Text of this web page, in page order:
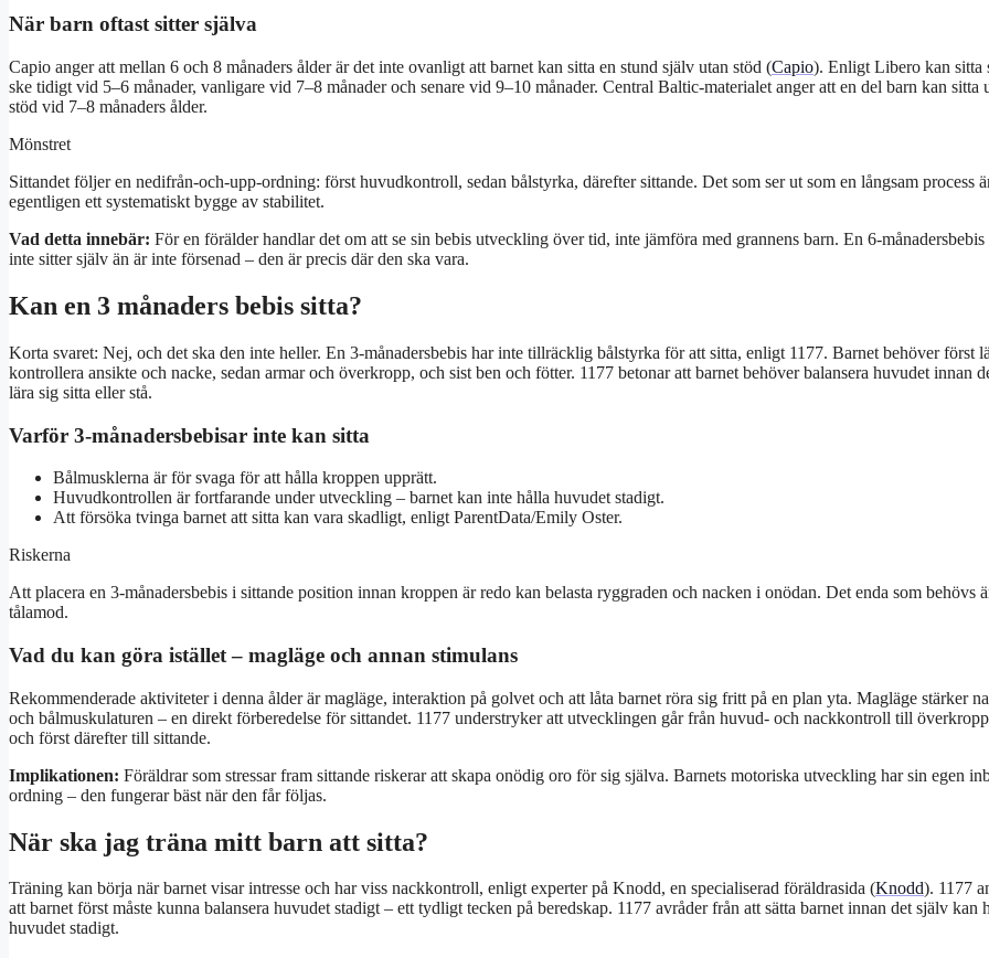
När barn oftast sitter själva
Capio anger att mellan 6 och 8 månaders ålder är det inte ovanligt att barnet kan sitta en stund själv utan stöd (Capio). Enligt Libero kan sitta
ske tidigt vid 5–6 månader, vanligare vid 7–8 månader och senare vid 9–10 månader. Central Baltic-materialet anger att en del barn kan sitta
stöd vid 7–8 månaders ålder.
Mönstret
Sittandet följer en nedifrån-och-upp-ordning: först huvudkontroll, sedan bålstyrka, därefter sittande. Det som ser ut som en långsam process
egentligen ett systematiskt bygge av stabilitet.
Vad detta innebär: För en förälder handlar det om att se sin bebis utveckling över tid, inte jämföra med grannens barn. En 6-månadersbebis
inte sitter själv än är inte försenad – den är precis där den ska vara.
Kan en 3 månaders bebis sitta?
Korta svaret: Nej, och det ska den inte heller. En 3-månadersbebis har inte tillräcklig bålstyrka för att sitta, enligt 1177. Barnet behöver först
kontrollera ansikte och nacke, sedan armar och överkropp, och sist ben och fötter. 1177 betonar att barnet behöver balansera huvudet innan
lära sig sitta eller stå.
Varför 3-månadersbebisar inte kan sitta
Bålmusklerna är för svaga för att hålla kroppen upprätt.
Huvudkontrollen är fortfarande under utveckling – barnet kan inte hålla huvudet stadigt.
Att försöka tvinga barnet att sitta kan vara skadligt, enligt ParentData/Emily Oster.
Riskerna
Att placera en 3-månadersbebis i sittande position innan kroppen är redo kan belasta ryggraden och nacken i onödan. Det enda som behövs
tålamod.
Vad du kan göra istället – magläge och annan stimulans
Rekommenderade aktiviteter i denna ålder är magläge, interaktion på golvet och att låta barnet röra sig fritt på en plan yta. Magläge stärker
och bålmuskulaturen – en direkt förberedelse för sittandet. 1177 understryker att utvecklingen går från huvud- och nackkontroll till
och först därefter till sittande.
Implikationen: Föräldrar som stressar fram sittande riskerar att skapa onödig oro för sig själva. Barnets motoriska utveckling har sin egen
ordning – den fungerar bäst när den får följas.
När ska jag träna mitt barn att sitta?
Träning kan börja när barnet visar intresse och har viss nackkontroll, enligt experter på Knodd, en specialiserad föräldrasida (Knodd). 1177
att barnet först måste kunna balansera huvudet stadigt – ett tydligt tecken på beredskap. 1177 avråder från att sätta barnet innan det själv kan
huvudet stadigt.